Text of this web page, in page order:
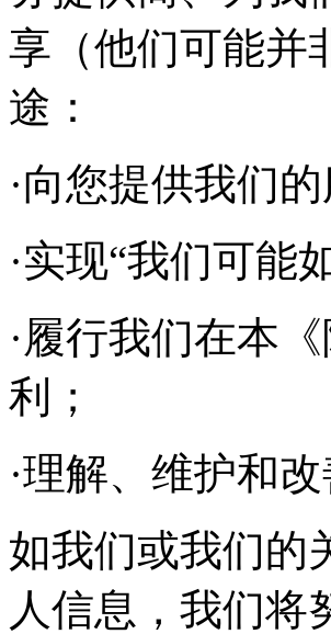
享（他们可能并
途：
·向您提供我们的
·实现“我们可能
·履行我们在本
利；
·理解、维护和
如我们或我们的
人信息，我们将